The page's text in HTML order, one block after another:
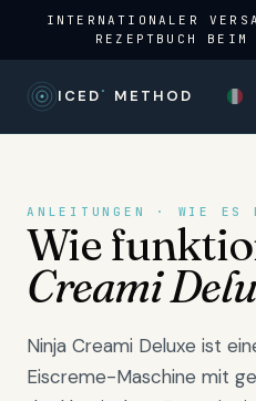
INTERNATIONALER
REZEPTBUCH BEIM
ICED ° METHOD
ANLEITUNGEN · WIE ES
Wie
Creami
Ninja Creami Deluxe ist
Eiscreme-Maschine mit